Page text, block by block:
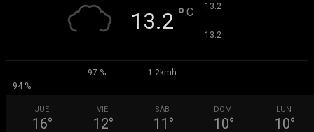
13.2 ° C 13.2
13.2
97 %
1.2kmh
94 %
JUE
16°
VIE
12°
SÁB
11 °
DOM
10°
LUN
10°